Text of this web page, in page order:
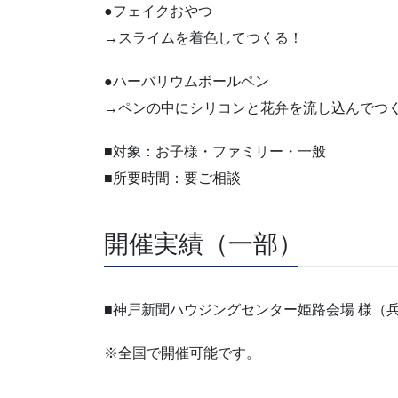
●フェイクおやつ
→スライムを着色してつくる！
●ハーバリウムボールペン
→ペンの中にシリコンと花弁を流し込んでつ
■対象：お子様・ファミリー・一般
■所要時間：要ご相談
開催実績（一部）
■神戸新聞ハウジングセンター姫路会場 様（兵
※全国で開催可能です。